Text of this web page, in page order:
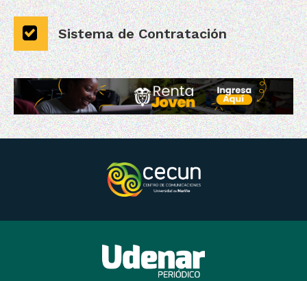
Sistema de Contratación